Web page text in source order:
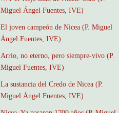
Miguel Ángel Fuentes, IVE)
El joven campeón de Nicea (P. Miguel
Ángel Fuentes, IVE)
Arrio, no eterno, pero siempre-vivo (P.
Miguel Fuentes, IVE)
La sustancia del Credo de Nicea (P.
Miguel Ángel Fuentes, IVE)